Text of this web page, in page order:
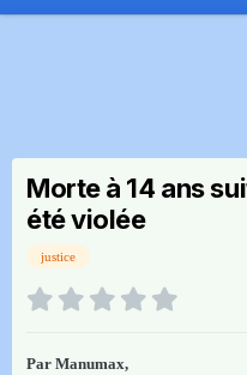
Morte à 14 ans
été violée
justice
Par Manumax,